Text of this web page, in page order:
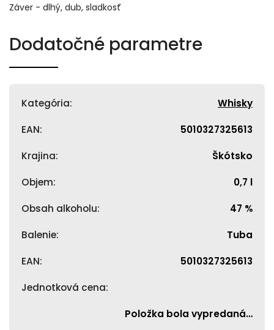
Záver - dlhý, dub, sladkosť
Dodatočné parametre
Kategória: Whisky
EAN: 5010327325613
Krajina: Škótsko
Objem: 0,7 l
Obsah alkoholu: 47 %
Balenie: Tuba
EAN: 5010327325613
Jednotková cena:
Položka bola vypredaná…